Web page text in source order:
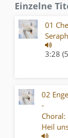
Einzelne
01
3:28
02
-
Choral:
Heil